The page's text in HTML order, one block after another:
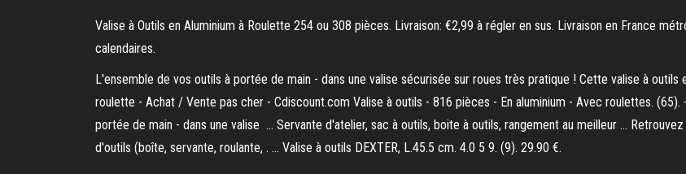
Valise à Outils en Aluminium à Roulette 254 ou 308 pièces. Livraison: €2,99 à régler en sus. Livraison en France
calendaires.
L'ensemble de vos outils à portée de main - dans une valise sécurisée sur roues très pratique ! Cette valise à outils
roulette - Achat / Vente pas cher - Cdiscount.com Valise à outils - 816 pièces - En aluminium - Avec roulettes.
portée de main - dans une valise ... Servante d'atelier, sac à outils, boite à outils, rangement au meilleur ...
d'outils (boîte, servante, roulante, . ... Valise à outils DEXTER, L.45.5 cm. 4.0 5 9. (9). 29.90 €.